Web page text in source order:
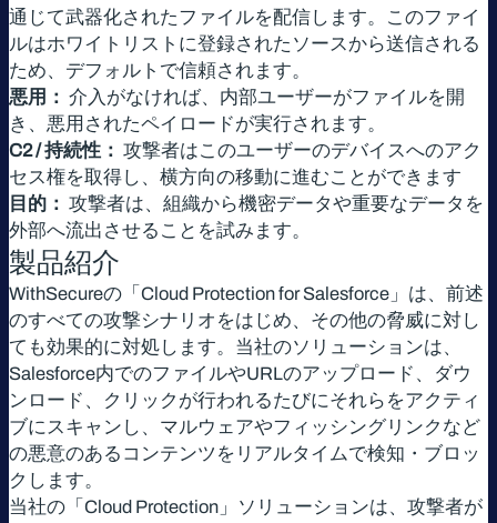
通じて武器化されたファイルを配信します。このファイ
ルはホワイトリストに登録されたソースから送信される
ため、デフォルトで信頼されます。
悪用： 介入がなければ、内部ユーザーがファイルを開
き、悪用されたペイロードが実行されます。
C2 / 持続性： 攻撃者はこのユーザーのデバイスへのアク
セス権を取得し、横方向の移動に進むことができます
目的： 攻撃者は、組織から機密データや重要なデータを
外部へ流出させることを試みます。
製品紹介
WithSecureの「Cloud Protection for Salesforce」は、前述
のすべての攻撃シナリオをはじめ、その他の脅威に対し
ても効果的に対処します。当社のソリューションは、
Salesforce内でのファイルやURLのアップロード、ダウ
ンロード、クリックが行われるたびにそれらをアクティ
ブにスキャンし、マルウェアやフィッシングリンクなど
の悪意のあるコンテンツをリアルタイムで検知・ブロッ
クします。
当社の「Cloud Protection」ソリューションは、攻撃者が